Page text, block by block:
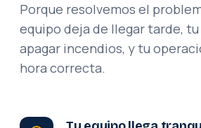
Porque resolvemos el
equipo deja de llegar tarde, tu
apagar incendios, y tu
hora correcta.